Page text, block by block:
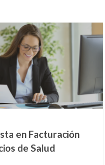
en Facturación
de Salud